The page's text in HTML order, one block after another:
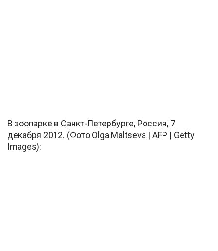
В зоопарке в Санкт-Петербурге, Россия, 7
декабря 2012. (Фото Olga Maltseva | AFP | Getty
Images):